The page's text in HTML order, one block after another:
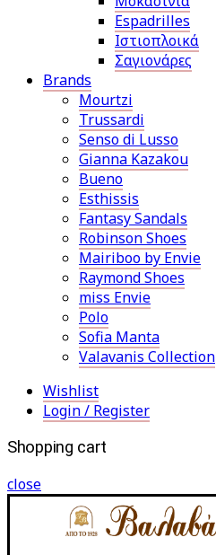
Espadrilles
Ιστιοπλοικά
Σαγιονάρες
Brands
Mourtzi
Trussardi
Senso di Lusso
Gianna Kazakou
Bueno
Esthissis
Fantasy Sandals
Robinson Shoes
Mairiboo by Envie
Raymond Shoes
miss Envie
Polo
Sofia Manta
Valavanis Collection
Wishlist
Login / Register
Shopping cart
close